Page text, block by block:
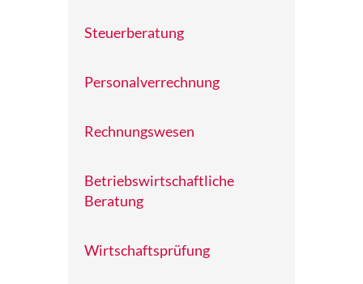
Steuerberatung
Personalverrechnung
Rechnungswesen
Betriebswirtschaftliche
Beratung
Wirtschaftsprüfung